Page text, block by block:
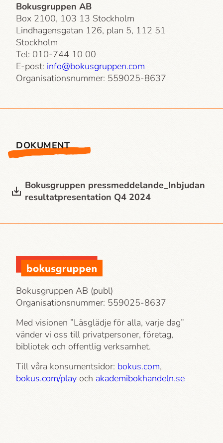
Bokusgruppen AB
Box 2100, 103 13 Stockholm
Lindhagensgatan 126, plan 5, 112 51
Stockholm
Tel: 010-744 10 00
E-post: info@bokusgruppen.com
Organisationsnummer: 559025-8637
DOKUMENT
Bokusgruppen press­meddelande_Inbjudan
resultatpresentation Q4 2024
Bokusgruppen AB (publ)
Organisationsnummer: 559025-8637
Med visionen ”Läsglädje för alla, varje dag”
vänder vi oss till privatpersoner, företag,
bibliotek och offentlig verksamhet.
Till våra konsumentsidor: bokus.com,
bokus.com/play och akademi­bokhandeln.se